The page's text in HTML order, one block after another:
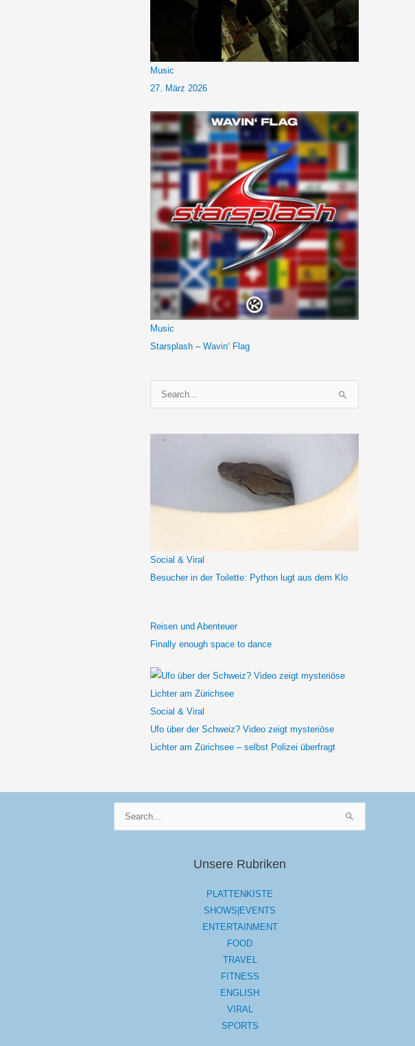
Music
27. März 2026
Music
Starsplash – Wavin‘ Flag
u
h
Social & Viral
Besucher in der Toilette: Python lugt aus dem Klo
Reisen und Abenteuer
Finally enough space to dance
Social & Viral
Ufo über der Schweiz? Video zeigt mysteriöse
Lichter am Zürichsee – selbst Polizei überfragt
Unsere Rubriken
PLATTENKISTE
SHOWS|EVENTS
ENTERTAINMENT
FOOD
TRAVEL
FITNESS
ENGLISH
VIRAL
SPORTS